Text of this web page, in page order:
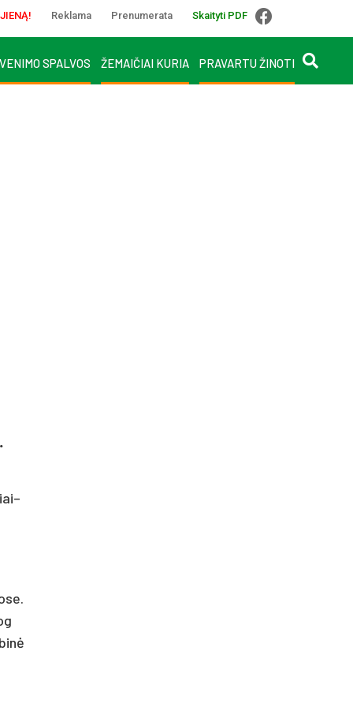
Reklama Prenumerata Skaityti PDF
SPALVOS ŽEMAIČIAI KURIA PRAVARTU ŽINOTI